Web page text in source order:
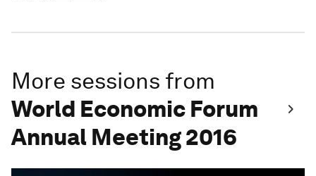
More sessions from
World Economic Forum
Annual Meeting 2016